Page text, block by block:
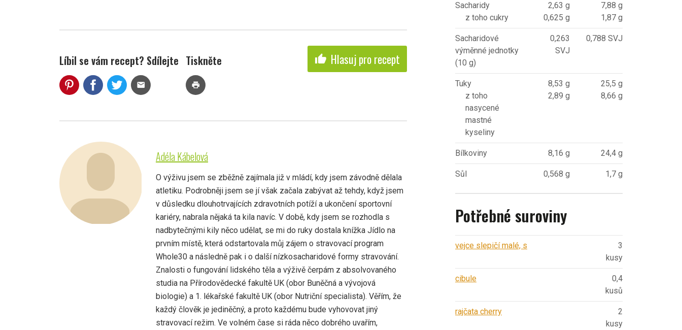
Líbil se vám recept? Sdílejte
mail
Tiskněte
print
thumb_up Hlasuj pro recept
Adéla Kábelová
O výživu jsem se zběžně zajímala již v mládí, kdy jsem závodně dělala
atletiku. Podrobněji jsem se jí však začala zabývat až tehdy, když jsem
v důsledku dlouhotrvajících zdravotních potíží a ukončení sportovní
kariéry, nabrala nějaká ta kila navíc. V době, kdy jsem se rozhodla s
nadbytečnými kily něco udělat, se mi do ruky dostala knížka Jídlo na
prvním místě, která odstartovala můj zájem o stravovací program
Whole30 a následně pak i o další nízkosacharidové formy stravování.
Znalosti o fungování lidského těla a výživě čerpám z absolvovaného
studia na Přírodovědecké fakultě UK (obor Buněčná a vývojová
biologie) a 1. lékařské fakultě UK (obor Nutriční specialista). Věřím, že
každý člověk je jediněčný, a proto každému bude vyhovovat jiný
stravovací režim. Ve volném čase si ráda něco dobrého uvařím,
Sacharidy
z toho cukry
2,63 g
0,625 g
7,88 g
1,87 g
Sacharidové
výměnné jednotky
(10 g)
0,263
SVJ
0,788 SVJ
Tuky
z toho
nasycené
mastné
kyseliny
8,53 g
2,89 g
25,5 g
8,66 g
Bílkoviny 8,16 g 24,4 g
Sůl 0,568 g 1,7 g
Potřebné suroviny
vejce slepičí malé, s
3
kusy
cibule
0,4
kusů
rajčata cherry
2
kusy